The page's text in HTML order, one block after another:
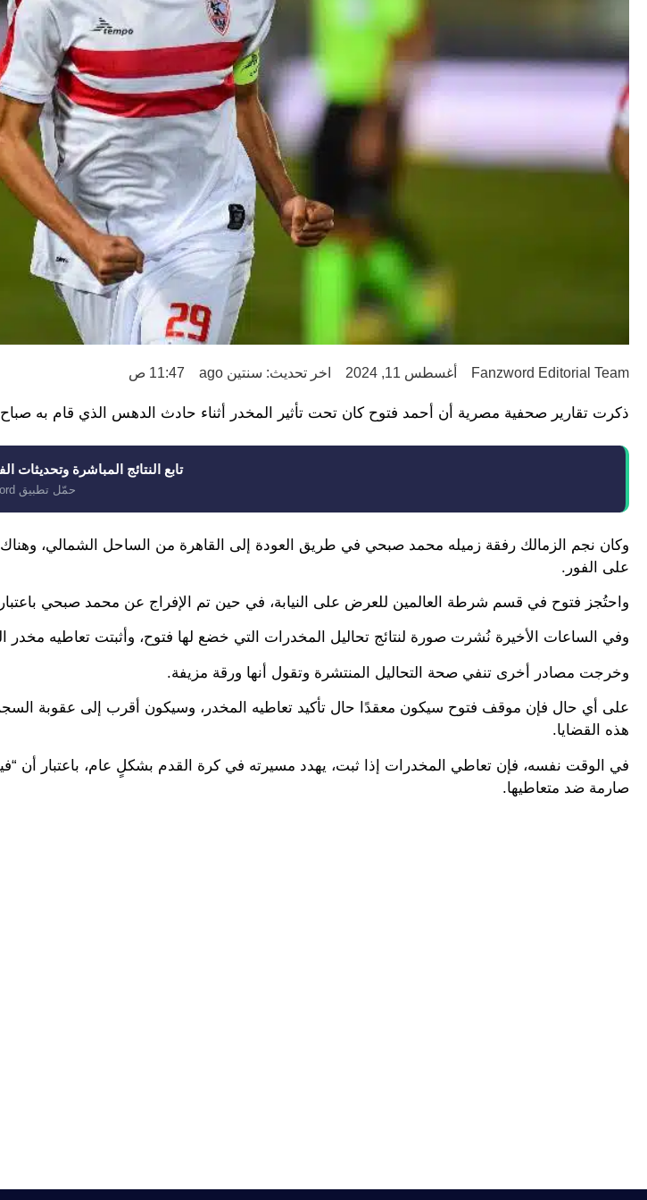
Fanzword Editorial Team أغسطس 11, 2024 اخر تحديث: سنتين ago 11:47 ص
ذكرت تقارير صحفية مصرية أن أحمد فتوح كان تحت تأثير المخدر أثناء حادث الدهس الذي قام به صباح
تابع النتائج المباشرة وتحديثات
حمّل تطبيق Fanzword
وكان نجم الزمالك رفقة زميله محمد صبحي في طريق العودة إلى القاهرة من الساحل الشمالي،
على الفور.
واحتُجز فتوح في قسم شرطة العالمين للعرض على النيابة، في حين تم الإفراج عن محمد صبحي
وفي الساعات الأخيرة نُشرت صورة لنتائج تحاليل المخدرات التي خضع لها فتوح، وأثبتت تعاطيه مخدر
وخرجت مصادر أخرى تنفي صحة التحاليل المنتشرة وتقول أنها ورقة مزيفة.
على أي حال فإن موقف فتوح سيكون معقدًا حال تأكيد تعاطيه المخدر، وسيكون أقرب إلى عقوبة
هذه القضايا.
في الوقت نفسه، فإن تعاطي المخدرات إذا ثبت، يهدد مسيرته في كرة القدم بشكلٍ عام، باعتبار أن
صارمة ضد متعاطيها.